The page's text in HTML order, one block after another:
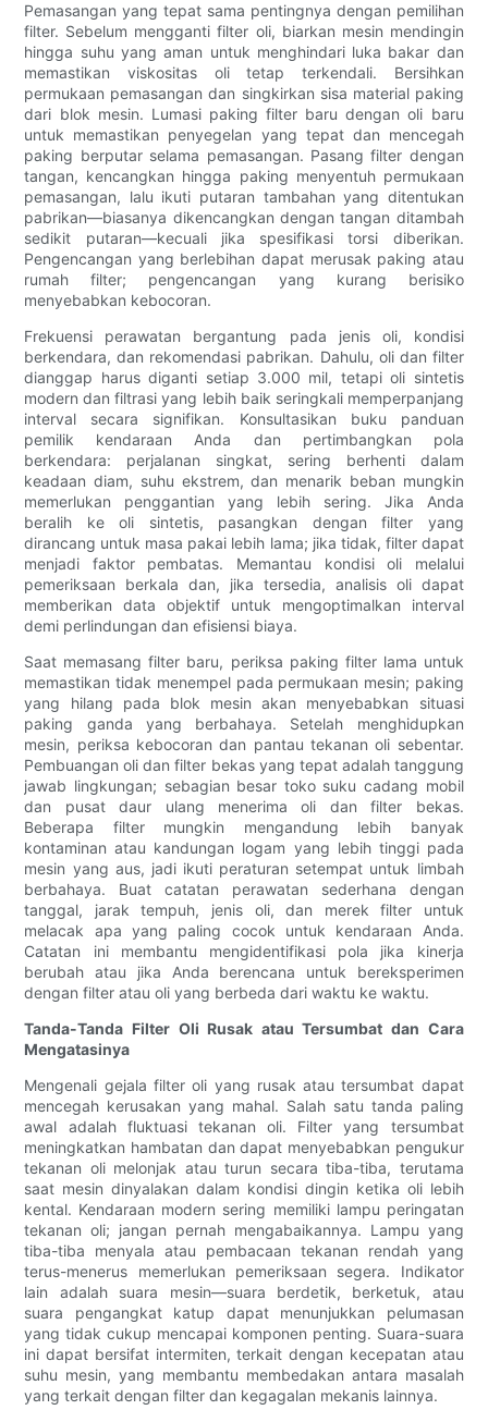
Pemasangan yang tepat sama pentingnya dengan pemilihan
filter. Sebelum mengganti filter oli, biarkan mesin mendingin
hingga suhu yang aman untuk menghindari luka bakar dan
memastikan viskositas oli tetap terkendali. Bersihkan
permukaan pemasangan dan singkirkan sisa material paking
dari blok mesin. Lumasi paking filter baru dengan oli baru
untuk memastikan penyegelan yang tepat dan mencegah
paking berputar selama pemasangan. Pasang filter dengan
tangan, kencangkan hingga paking menyentuh permukaan
pemasangan, lalu ikuti putaran tambahan yang ditentukan
pabrikan—biasanya dikencangkan dengan tangan ditambah
sedikit putaran—kecuali jika spesifikasi torsi diberikan.
Pengencangan yang berlebihan dapat merusak paking atau
rumah filter; pengencangan yang kurang berisiko
menyebabkan kebocoran.
Frekuensi perawatan bergantung pada jenis oli, kondisi
berkendara, dan rekomendasi pabrikan. Dahulu, oli dan filter
dianggap harus diganti setiap 3.000 mil, tetapi oli sintetis
modern dan filtrasi yang lebih baik seringkali memperpanjang
interval secara signifikan. Konsultasikan buku panduan
pemilik kendaraan Anda dan pertimbangkan pola
berkendara: perjalanan singkat, sering berhenti dalam
keadaan diam, suhu ekstrem, dan menarik beban mungkin
memerlukan penggantian yang lebih sering. Jika Anda
beralih ke oli sintetis, pasangkan dengan filter yang
dirancang untuk masa pakai lebih lama; jika tidak, filter dapat
menjadi faktor pembatas. Memantau kondisi oli melalui
pemeriksaan berkala dan, jika tersedia, analisis oli dapat
memberikan data objektif untuk mengoptimalkan interval
demi perlindungan dan efisiensi biaya.
Saat memasang filter baru, periksa paking filter lama untuk
memastikan tidak menempel pada permukaan mesin; paking
yang hilang pada blok mesin akan menyebabkan situasi
paking ganda yang berbahaya. Setelah menghidupkan
mesin, periksa kebocoran dan pantau tekanan oli sebentar.
Pembuangan oli dan filter bekas yang tepat adalah tanggung
jawab lingkungan; sebagian besar toko suku cadang mobil
dan pusat daur ulang menerima oli dan filter bekas.
Beberapa filter mungkin mengandung lebih banyak
kontaminan atau kandungan logam yang lebih tinggi pada
mesin yang aus, jadi ikuti peraturan setempat untuk limbah
berbahaya. Buat catatan perawatan sederhana dengan
tanggal, jarak tempuh, jenis oli, dan merek filter untuk
melacak apa yang paling cocok untuk kendaraan Anda.
Catatan ini membantu mengidentifikasi pola jika kinerja
berubah atau jika Anda berencana untuk bereksperimen
dengan filter atau oli yang berbeda dari waktu ke waktu.
Tanda-Tanda Filter Oli Rusak atau Tersumbat dan Cara
Mengatasinya
Mengenali gejala filter oli yang rusak atau tersumbat dapat
mencegah kerusakan yang mahal. Salah satu tanda paling
awal adalah fluktuasi tekanan oli. Filter yang tersumbat
meningkatkan hambatan dan dapat menyebabkan pengukur
tekanan oli melonjak atau turun secara tiba-tiba, terutama
saat mesin dinyalakan dalam kondisi dingin ketika oli lebih
kental. Kendaraan modern sering memiliki lampu peringatan
tekanan oli; jangan pernah mengabaikannya. Lampu yang
tiba-tiba menyala atau pembacaan tekanan rendah yang
terus-menerus memerlukan pemeriksaan segera. Indikator
lain adalah suara mesin—suara berdetik, berketuk, atau
suara pengangkat katup dapat menunjukkan pelumasan
yang tidak cukup mencapai komponen penting. Suara-suara
ini dapat bersifat intermiten, terkait dengan kecepatan atau
suhu mesin, yang membantu membedakan antara masalah
yang terkait dengan filter dan kegagalan mekanis lainnya.